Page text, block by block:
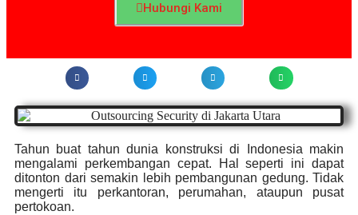
Hubungi Kami
Tahun buat tahun dunia konstruksi di Indonesia makin
mengalami perkembangan cepat. Hal seperti ini dapat
ditonton dari semakin lebih pembangunan gedung. Tidak
mengerti itu perkantoran, perumahan, ataupun pusat
pertokoan.